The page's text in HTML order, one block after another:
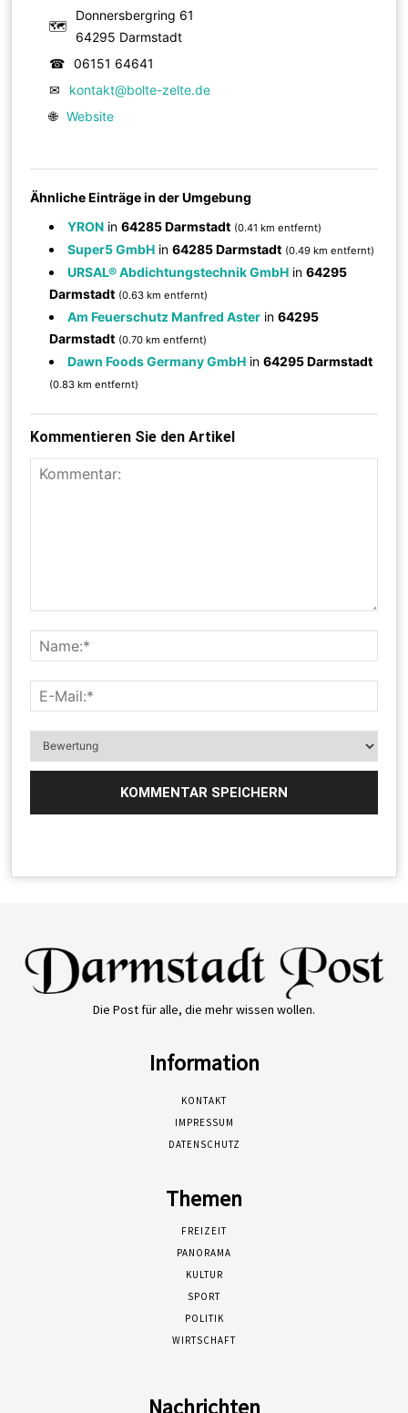
🗺
Donnersbergring 61
64295 Darmstadt
☎
06151 64641
✉
kontakt@bolte-zelte.de
🌐 Website
Ähnliche Einträge in der Umgebung
YRON in64285 Darmstadt (0.41 km entfernt)
Super5 GmbH in64285 Darmstadt (0.49 km entfernt)
URSAL® Abdichtungstechnik GmbH in64295
Darmstadt (0.63 km entfernt)
Am Feuerschutz Manfred Aster in64295
Darmstadt (0.70 km entfernt)
Dawn Foods Germany GmbH in64295 Darmstadt
(0.83 km entfernt)
Kommentieren Sie den Artikel
Die Post für alle, die mehr wissen wollen.
Information
KONTAKT
IMPRESSUM
DATENSCHUTZ
Themen
FREIZEIT
PANORAMA
KULTUR
SPORT
POLITIK
WIRTSCHAFT
Nachrichten